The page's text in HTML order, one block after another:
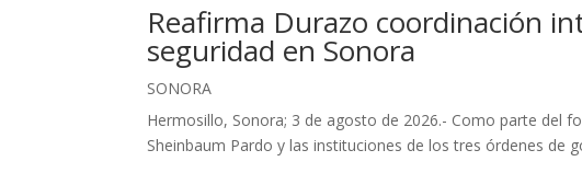
Reafirma Durazo coordinación
seguridad en Sonora
SONORA
Hermosillo, Sonora; 3 de agosto de 2026.- Como parte del
Sheinbaum Pardo y las instituciones de los tres órdenes de